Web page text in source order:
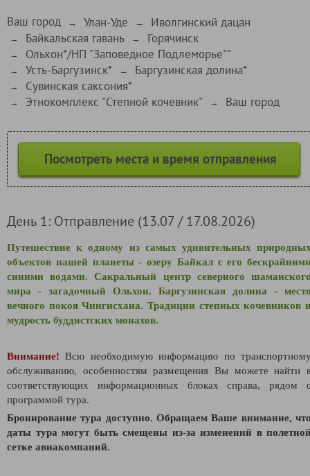
Ваш город → Улан-Уде → Иволгинский дацан
→ Байкальская гавань → Горячинск
→ Ольхон*/НП "Заповедное Подлеморье""
→ Усть-Баргузинск* → Баргузинская долина*
→ Сувинская саксония*
→ Этнокомплекс "Степной кочевник" → Ваш город
Посмотреть места и время отправления
День 1: Отправление (13.07 / 17.08.2026)
Путешествие к одному из самых удивительных
объектов нашей планеты - озеру Байкал с его
синими водами. Сакральный центр северного
мира - загадочный Ольхон. Баргузинская долина -
вечного покоя Чингисхана. Традиции степных кочевников
мудрость буддистских монахов.
Внимание! Всю необходимую информацию по
обслуживанию, особенностям размещения Вы можете найти
соответствующих информационных блоках справа, рядом
программой тура.
Бронирование тура доступно. Обращаем Ваше внимание,
даты тура могут быть смещены из-за изменений в
сетке авиакомпаний.